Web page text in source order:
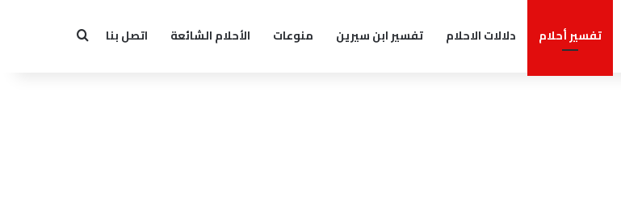
تفسير أحلام دلالات الاحلام تفسير ابن سيرين منوعات الأحلام الشائعة اتصل بنا بحث عن